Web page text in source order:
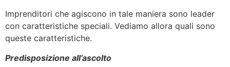
Imprenditori che agiscono in tale maniera sono leader
con caratteristiche speciali. Vediamo allora quali sono
queste caratteristiche.
Predisposizione all’ascolto